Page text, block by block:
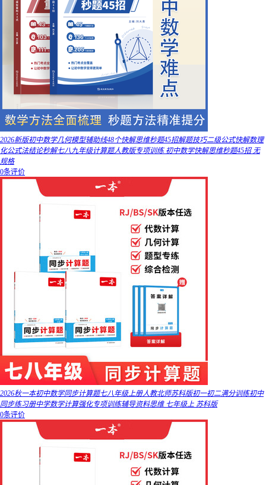
2026新版初中数学几何模型辅助线48个快解思维秒题45招解题技巧二级公式快解数理
化公式法结论秒解七八九年级计算题人教版专项训练 初中数学快解思维秒题45招 无
规格
0条评价
2026秋一本初中数学同步计算题七八年级上册人教北师苏科版初一初二满分训练初中
同步练习册中学数学计算强化专项训练辅导资料思维 七年级上 苏科版
0条评价